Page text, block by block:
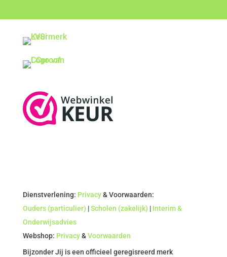
Dienstverlening: Privacy& Voorwaarden:
Ouders (particulier) |Scholen (zakelijk) | Interim &
Onderwijsadvies
Webshop: Privacy&Voorwaarden
Bijzonder Jij is een officieel geregisreerd merk